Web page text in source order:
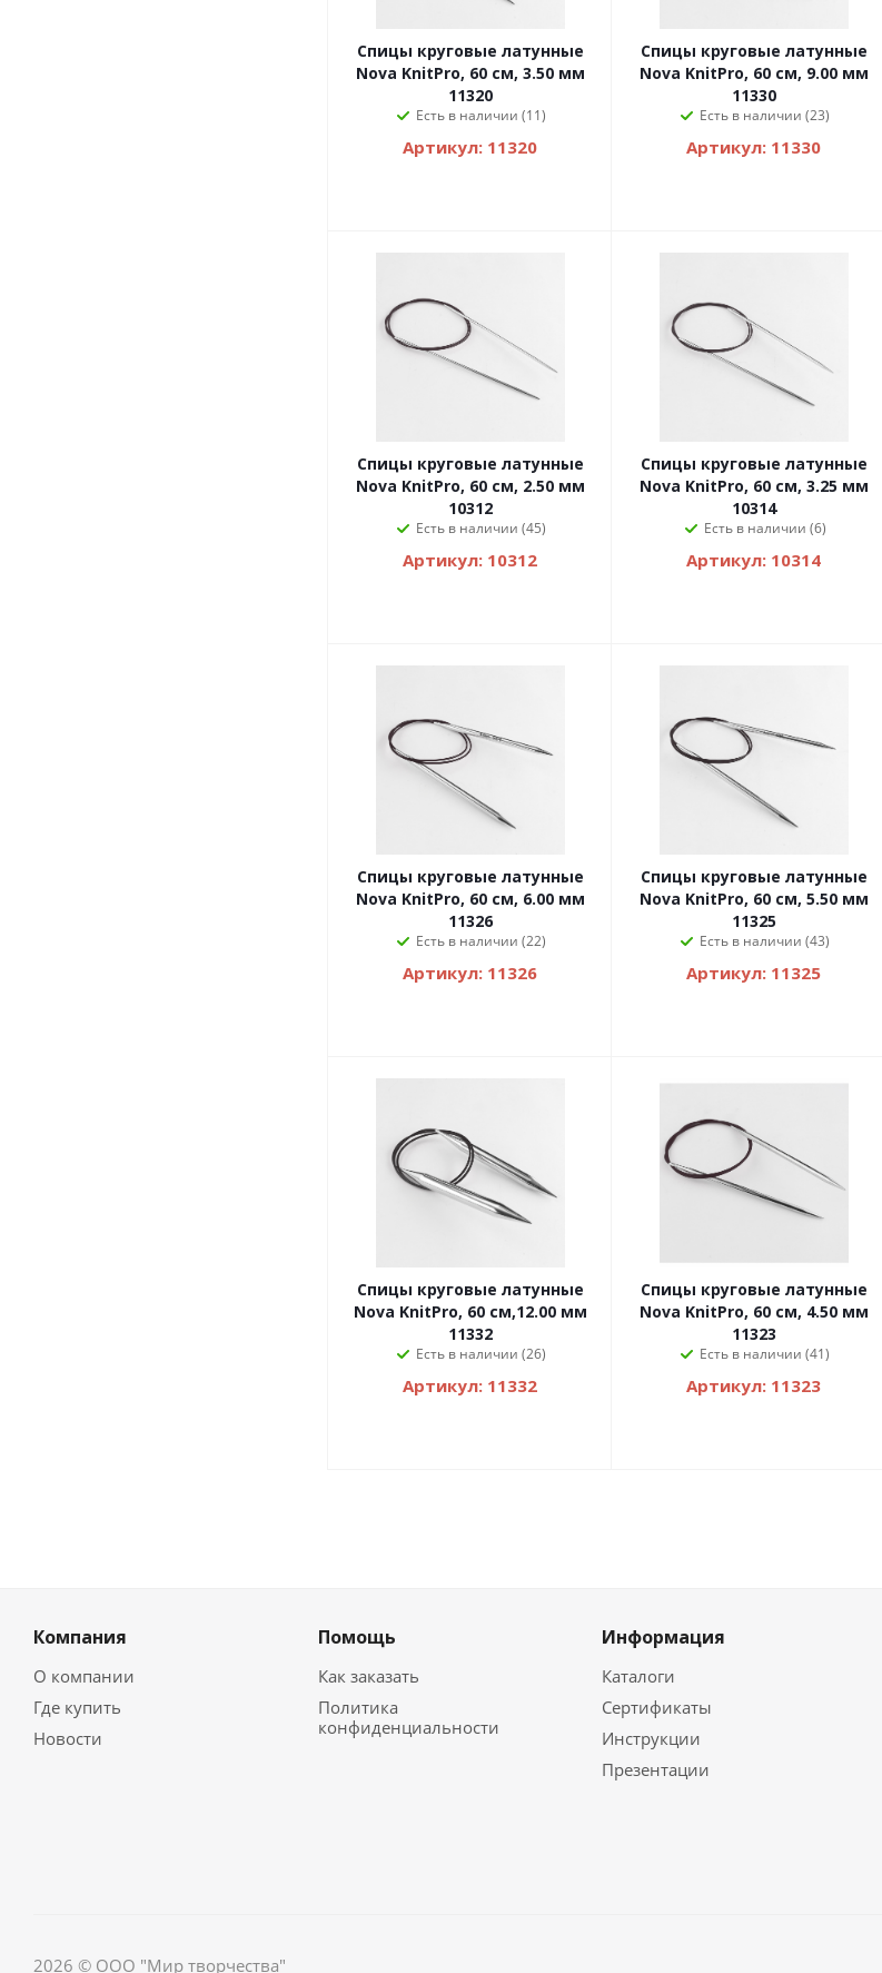
Спицы круговые латунные
Nova KnitPro, 60 см, 3.50 мм
11320
Есть в наличии (11)
Артикул: 11320
Спицы круговые латунные
Nova KnitPro, 60 см, 9.00 мм
11330
Есть в наличии (23)
Артикул: 11330
Спицы круговые латунные
Nova KnitPro, 60 см, 2.50 мм
10312
Есть в наличии (45)
Артикул: 10312
Спицы круговые латунные
Nova KnitPro, 60 см, 3.25 мм
10314
Есть в наличии (6)
Артикул: 10314
Спицы круговые латунные
Nova KnitPro, 60 см, 6.00 мм
11326
Есть в наличии (22)
Артикул: 11326
Спицы круговые латунные
Nova KnitPro, 60 см, 5.50 мм
11325
Есть в наличии (43)
Артикул: 11325
Спицы круговые латунные
Nova KnitPro, 60 см,12.00 мм
11332
Есть в наличии (26)
Артикул: 11332
Спицы круговые латунные
Nova KnitPro, 60 см, 4.50 мм
11323
Есть в наличии (41)
Артикул: 11323
Компания
О компании
Где купить
Новости
Помощь
Как заказать
Политика
конфиденциальности
Информация
Каталоги
Сертификаты
Инструкции
Презентации
2026 © ООО "Мир творчества"